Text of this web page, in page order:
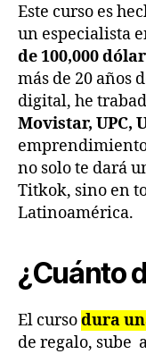
Este curso es
un especialista
de 100,000
más de 20 años
digital, he
Movistar, UPC,
no solo te dará
Titkok, sino en
Latinoamérica.
¿Cuánto
El cursodura
de regalo, sube